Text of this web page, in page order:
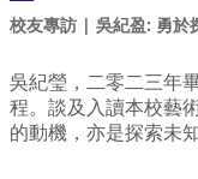
校友專訪 | 吳紀盈: 勇於
吳紀瑩，二零二三年
程。談及入讀本校藝
的動機，亦是探索未